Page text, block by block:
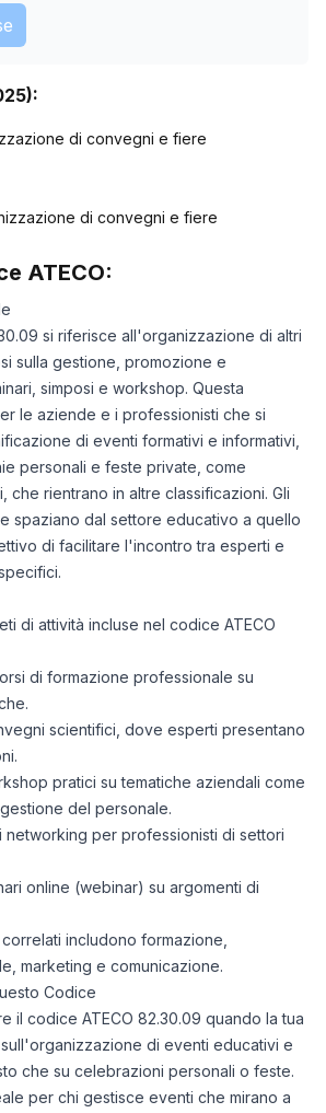
di convegni e fiere
di convegni e fiere
ATECO:
si riferisce all'organizzazione di altri
sulla gestione, promozione e
simposi e workshop. Questa
le aziende e i professionisti che si
di eventi formativi e informativi,
personali e feste private, come
che rientrano in altre classificazioni. Gli
spaziano dal settore educativo a quello
di facilitare l'incontro tra esperti e
di attività incluse nel codice ATECO
di formazione professionale su
scientifici, dove esperti presentano
pratici su tematiche aziendali come
del personale.
networking per professionisti di settori
online (webinar) su argomenti di
includono formazione,
marketing e comunicazione.
Codice
il codice ATECO 82.30.09 quando la tua
di eventi educativi e
che su celebrazioni personali o feste.
per chi gestisce eventi che mirano a